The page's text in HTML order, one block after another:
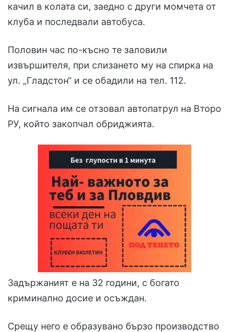
качил в колата си, заедно с други момчета от
клуба и последвали автобуса.
Половин час по-късно те заловили
извършителя, при слизането му на спирка на
ул. „Гладстон“ и се обадили на тел. 112.
На сигнала им се отзовал автопатрул на Второ
РУ, който закопчал обриджията.
Задържаният е на 32 години, с богато
криминално досие и осъждан.
Срещу него е образувано бързо производство